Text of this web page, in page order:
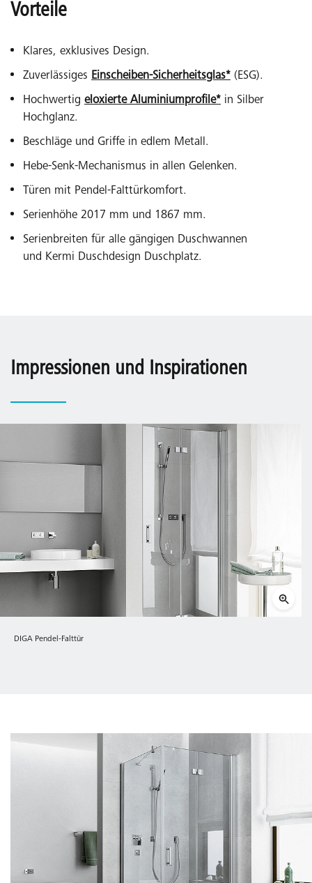
Vorteile
Klares, exklusives Design.
Zuverlässiges Einscheiben-Sicherheitsglas* (ESG).
Hochwertig eloxierte Aluminiumprofile* in Silber
Hochglanz.
Beschläge und Griffe in edlem Metall.
Hebe-Senk-Mechanismus in allen Gelenken.
Türen mit Pendel-Falttürkomfort.
Serienhöhe 2017 mm und 1867 mm.
Serienbreiten für alle gängigen Duschwannen
und Kermi Duschdesign Duschplatz.
Impressionen und Inspirationen
DIGA Pendel-Falttür